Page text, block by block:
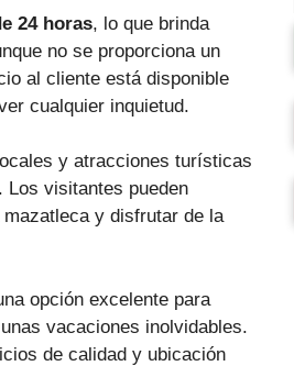
24 horas, lo que brinda
no se proporciona un
al cliente está disponible
cualquier inquietud.
y atracciones turísticas
Los visitantes pueden
y disfrutar de la
opción excelente para
vacaciones inolvidables.
de calidad y ubicación